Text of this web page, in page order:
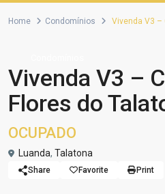
Home Condomínios Vivenda V3 –
Vivenda V3 –
Flores do
OCUPADO
Luanda, Talatona
Share Favorite Print